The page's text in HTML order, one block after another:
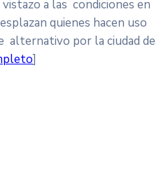
a las condiciones en
quienes hacen uso
alternativo por la ciudad de
]